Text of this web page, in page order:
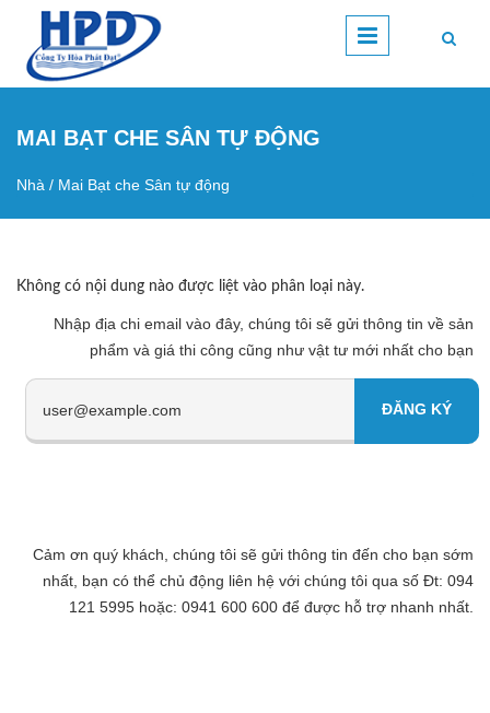
Nhảy đến nội dung
MAI BẠT CHE SÂN TỰ ĐỘNG
Bạn đang ở đây
Nhà / Mai Bạt che Sân tự động
Không có nội dung nào được liệt vào phân loại này.
Nhập địa chi email vào đây, chúng tôi sẽ gửi thông tin về sản
phẩm và giá thi công cũng như vật tư mới nhất cho bạn
Cảm ơn quý khách, chúng tôi sẽ gửi thông tin đến cho bạn sớm
nhất, bạn có thể chủ động liên hệ với chúng tôi qua số Đt: 094
121 5995 hoặc: 0941 600 600 để được hỗ trợ nhanh nhất.